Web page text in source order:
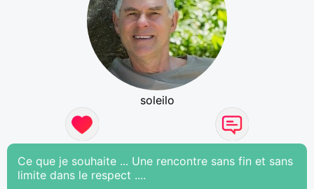
soleilo
Ce que je souhaite ... Une rencontre sans fin et sans
limite dans le respect ....